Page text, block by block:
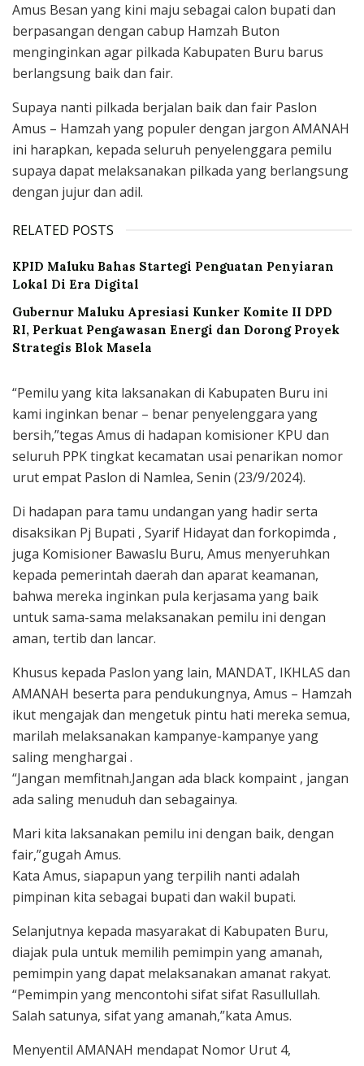
Amus Besan yang kini maju sebagai calon bupati dan
berpasangan dengan cabup Hamzah Buton
menginginkan agar pilkada Kabupaten Buru barus
berlangsung baik dan fair.
Supaya nanti pilkada berjalan baik dan fair Paslon
Amus – Hamzah yang populer dengan jargon AMANAH
ini harapkan, kepada seluruh penyelenggara pemilu
supaya dapat melaksanakan pilkada yang berlangsung
dengan jujur dan adil.
RELATED POSTS
KPID Maluku Bahas Startegi Penguatan Penyiaran
Lokal Di Era Digital
Gubernur Maluku Apresiasi Kunker Komite II DPD
RI, Perkuat Pengawasan Energi dan Dorong Proyek
Strategis Blok Masela
“Pemilu yang kita laksanakan di Kabupaten Buru ini
kami inginkan benar – benar penyelenggara yang
bersih,”tegas Amus di hadapan komisioner KPU dan
seluruh PPK tingkat kecamatan usai penarikan nomor
urut empat Paslon di Namlea, Senin (23/9/2024).
Di hadapan para tamu undangan yang hadir serta
disaksikan Pj Bupati , Syarif Hidayat dan forkopimda ,
juga Komisioner Bawaslu Buru, Amus menyeruhkan
kepada pemerintah daerah dan aparat keamanan,
bahwa mereka inginkan pula kerjasama yang baik
untuk sama-sama melaksanakan pemilu ini dengan
aman, tertib dan lancar.
Khusus kepada Paslon yang lain, MANDAT, IKHLAS dan
AMANAH beserta para pendukungnya, Amus – Hamzah
ikut mengajak dan mengetuk pintu hati mereka semua,
marilah melaksanakan kampanye-kampanye yang
saling menghargai .
“Jangan memfitnah.Jangan ada black kompaint , jangan
ada saling menuduh dan sebagainya.
Mari kita laksanakan pemilu ini dengan baik, dengan
fair,”gugah Amus.
Kata Amus, siapapun yang terpilih nanti adalah
pimpinan kita sebagai bupati dan wakil bupati.
Selanjutnya kepada masyarakat di Kabupaten Buru,
diajak pula untuk memilih pemimpin yang amanah,
pemimpin yang dapat melaksanakan amanat rakyat.
“Pemimpin yang mencontohi sifat sifat Rasullullah.
Salah satunya, sifat yang amanah,”kata Amus.
Menyentil AMANAH mendapat Nomor Urut 4,